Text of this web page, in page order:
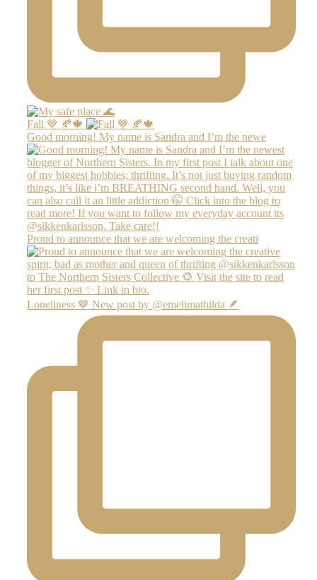
Fall 🤎 🍂🍁
Good morning! My name is Sandra and I’m the newe
Proud to announce that we are welcoming the creati
Loneliness 🤎 New post by @emelimathilda 🪶